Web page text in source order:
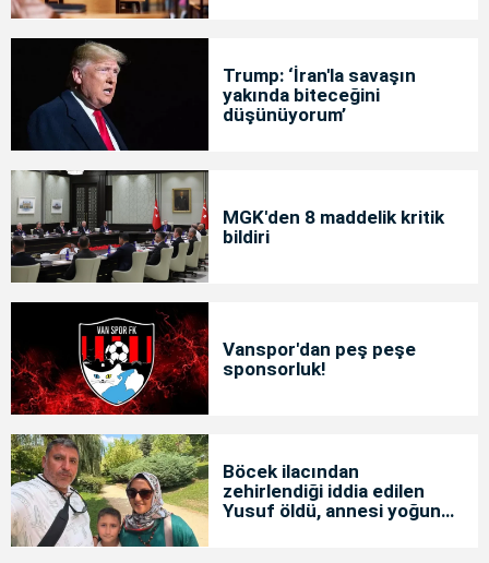
Trump: ‘İran'la savaşın
yakında biteceğini
düşünüyorum’
MGK'den 8 maddelik kritik
bildiri
Vanspor'dan peş peşe
sponsorluk!
Böcek ilacından
zehirlendiği iddia edilen
Yusuf öldü, annesi yoğun